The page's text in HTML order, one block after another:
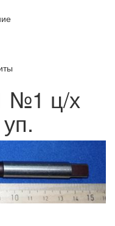
№1 ц/х